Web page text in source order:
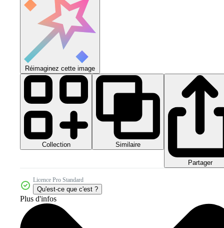
Réimaginez cette image
Collection Similaire
Partager
Licence Pro Standard
Qu'est-ce que c'est ?
Plus d'infos